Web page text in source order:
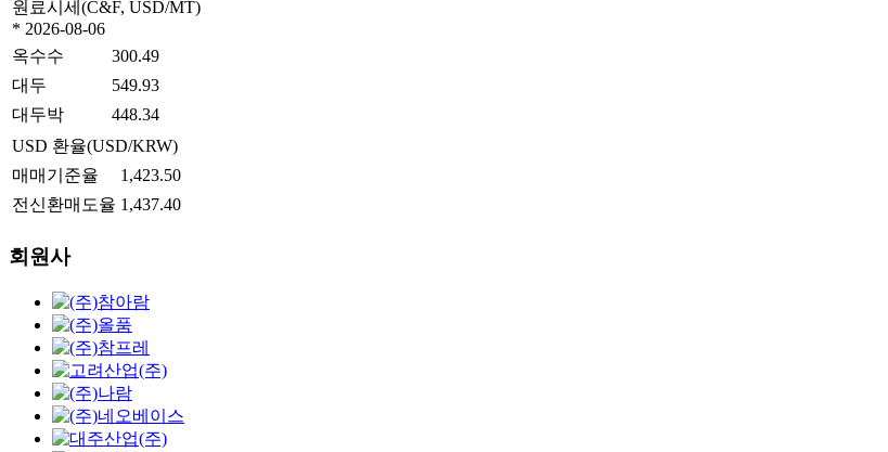
원료시세(C&F, USD/MT)
* 2026-08-06
옥수수
300.49
대두
549.93
대두박
448.34
USD 환율(USD/KRW)
매매기준율
1,423.50
전신환매도율 1,437.40
회원사